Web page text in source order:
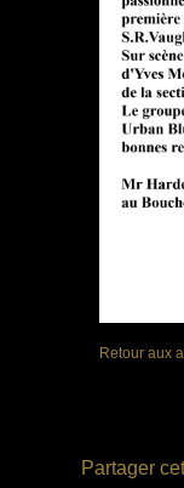
Retour aux
Partager